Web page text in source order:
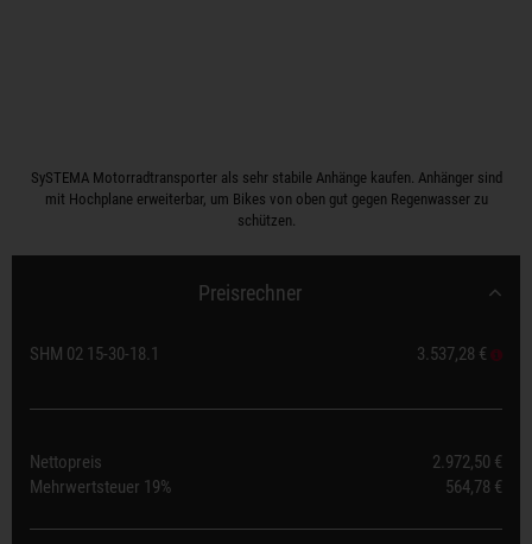
SySTEMA Motorradtransporter als sehr stabile Anhänge kaufen. Anhänger sind
mit Hochplane erweiterbar, um Bikes von oben gut gegen Regenwasser zu
schützen.
Preisrechner
SHM 02 15-30-18.1 3.537,28 €
Nettopreis
2.972,50 €
Mehrwertsteuer 19% 564,78 €